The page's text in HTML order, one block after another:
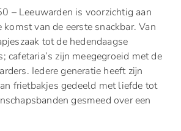
– Leeuwarden is voorzichtig aan
komst van de eerste snackbar. Van
tot de hedendaagse
cafetaria’s zijn meegegroeid met de
Iedere generatie heeft zijn
frietbakjes gedeeld met liefde tot
gesmeed over een